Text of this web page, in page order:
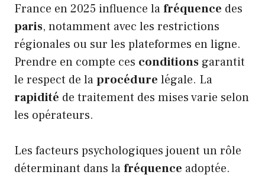
France en 2025 influence lafréquence des
paris, notamment avec les restrictions
régionales ou sur les plateformes en ligne.
Prendre en compte ces conditions garantit
le respect de laprocédure légale. La
rapidité de traitement des mises varie selon
les opérateurs.
Les facteurs psychologiques jouent un rôle
déterminant dans lafréquence adoptée.